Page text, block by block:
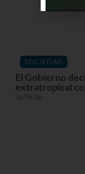
SOCIEDAD
El Gobierno
extratropical
06/08/26